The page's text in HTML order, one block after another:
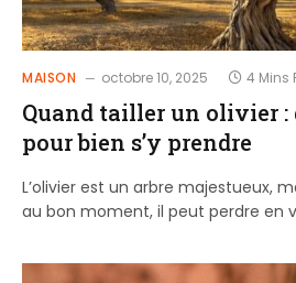
MAISON octobre 10, 2025 4 Mins
Quand tailler un olivier :
pour bien s’y prendre
L’olivier est un arbre majestueux,
au bon moment, il peut perdre en